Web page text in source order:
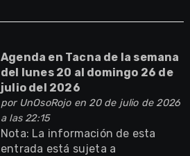
Agenda en Tacna de la semana
del lunes 20 al domingo 26 de
julio del 2026
por UnOsoRojoen 20 de julio de 2026
a las 22:15
Nota: La información de esta
entrada está sujeta a